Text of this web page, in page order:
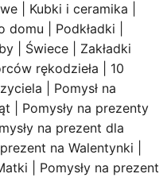
| Kubki i ceramika |
| Podkładki |
| Świece | Zakładki
rękodzieła | 10
| Pomysł na
| Pomysły na prezenty
na prezent dla
na Walentynki |
| Pomysły na prezent